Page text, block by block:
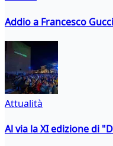
Addio a Francesco
Attualità
Al via la XI edizione di